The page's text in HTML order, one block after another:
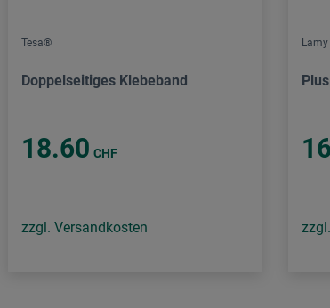
Tesa®
Doppelseitiges Klebeband
18.60 CHF
zzgl. Versandkosten
Lamy